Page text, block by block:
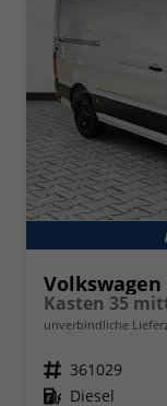
unverbindliche
Fahrzeugnr. 361029
Kraftstoff Diesel